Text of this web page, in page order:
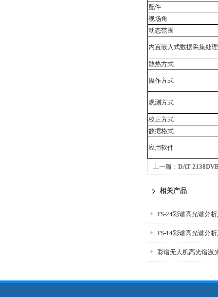
配件
视场角
动态范围
内置嵌入式数据采集处
散热方式
操作方式
观测方式
校正方式
数据格式
应用软件
上一篇： DAT-
相关产品
FS-24彩谱高光谱分
FS-14彩谱高光谱分